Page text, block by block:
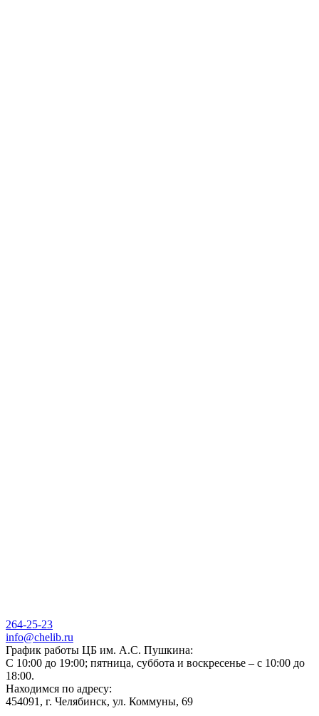
264-25-23
info@chelib.ru
График работы ЦБ им. А.С. Пушкина:
С 10:00 до 19:00; пятница, суббота и воскресенье – с 10:00 до
18:00.
Находимся по адресу:
454091, г. Челябинск, ул. Коммуны, 69